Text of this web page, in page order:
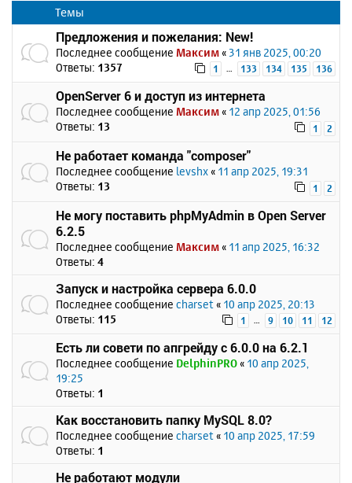
Темы
Предложения и пожелания: New!
Последнее сообщение Максим « 31 янв 2025, 00:20
Ответы: 1357 1 … 133 134 135 136
OpenServer 6 и доступ из интернета
Последнее сообщение Максим « 12 апр 2025, 01:56
Ответы: 13 1 2
Не работает команда "composer"
Последнее сообщение levshx « 11 апр 2025, 19:31
Ответы: 13 1 2
Не могу поставить phpMyAdmin в Open Server
6.2.5
Последнее сообщение Максим « 11 апр 2025, 16:32
Ответы: 4
Запуск и настройка сервера 6.0.0
Последнее сообщение charset « 10 апр 2025, 20:13
Ответы: 115 1 … 9 10 11 12
Есть ли совети по апгрейду с 6.0.0 на 6.2.1
Последнее сообщение DelphinPRO « 10 апр 2025,
19:25
Ответы: 1
Как восстановить папку MySQL 8.0?
Последнее сообщение charset « 10 апр 2025, 17:59
Ответы: 1
Не работают модули